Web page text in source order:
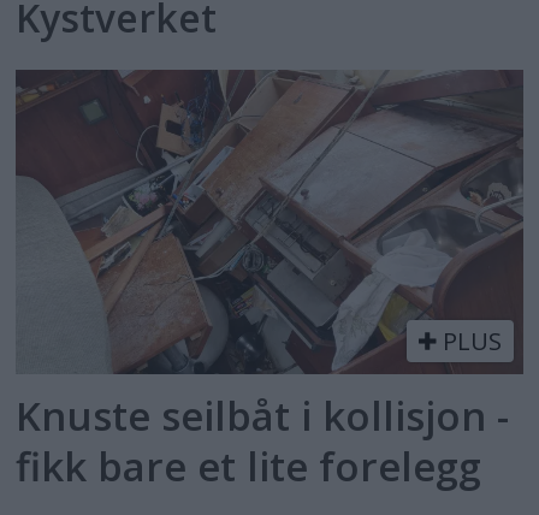
Kystverket
PLUS
Knuste seilbåt i kollisjon -
fikk bare et lite forelegg